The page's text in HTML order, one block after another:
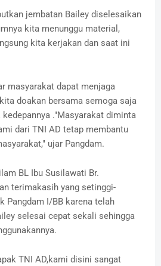
jembatan Bailey diselesaikan
kita menunggu material,
kita kerjakan dan saat ini
masyarakat dapat menjaga
doakan bersama semoga saja
."Masyarakat diminta
dari TNI AD tetap membantu
ujar Pangdam.
BL Ibu Susilawati Br.
terimakasih yang setinggi-
Pangdam I/BB karena telah
selesai cepat sekali sehingga
TNI AD,kami disini sangat